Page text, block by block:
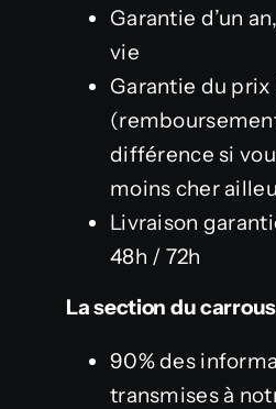
Garantie d’un
vie
Garantie du prix
différence si
moins cher
Livraison
48h / 72h
La section du
90% des
transmises à